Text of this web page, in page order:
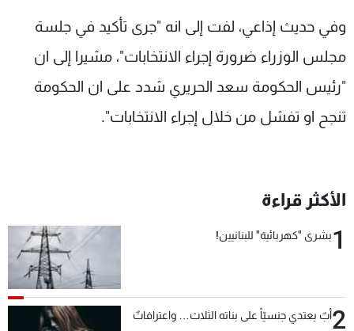
وفي حديث إذاعي، لفت إلى انه "جرى تأكيد في جلسة
مجلس الوزراء ضرورة إجراء الانتخابات"، مشيرا إلى ان
"رئيس الحكومة سعد الحريري شدد على ان الحكومة
تنجح او تفشل من خلال إجراء الانتخابات".
الأكثر قراءة
1بشرى "كهربائية" للبنانيين!
2أبٌ يعتدي جنسيّاً على بناته الثلاث… واعترافاتٌ